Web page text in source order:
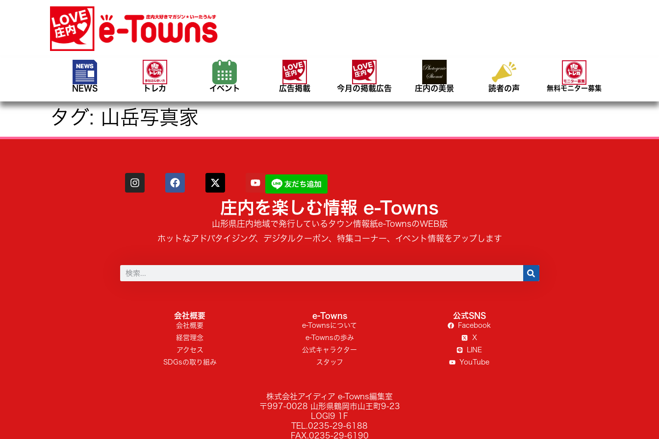
NEWS トレカ イベント 広告掲載 今月の掲載広告 庄内の美景 読者の声 無料モニター募集
タグ: 山岳写真家
庄内を楽しむ情報 e-Towns
山形県庄内地域で発行しているタウン情報紙e-TownsのWEB版
ホットなアドバタイジング、デジタルクーポン、特集コーナー、イベント情報をアップします
会社概要
会社概要
経営理念
アクセス
SDGsの取り組み
e-Towns
e-Townsについて
e-Townsの歩み
公式キャラクター
スタッフ
公式SNS
Facebook
X
LINE
YouTube
株式会社アイディア e-Towns編集室
〒997-0028 山形県鶴岡市山王町9-23
LOGI9 1F
TEL.0235-29-6188
FAX.0235-29-6190